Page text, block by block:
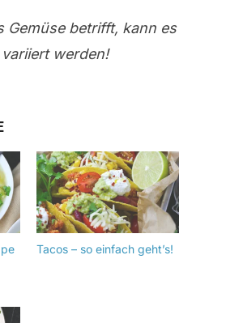
Gemüse betrifft, kann es
werden!
Tacos – so einfach geht’s!